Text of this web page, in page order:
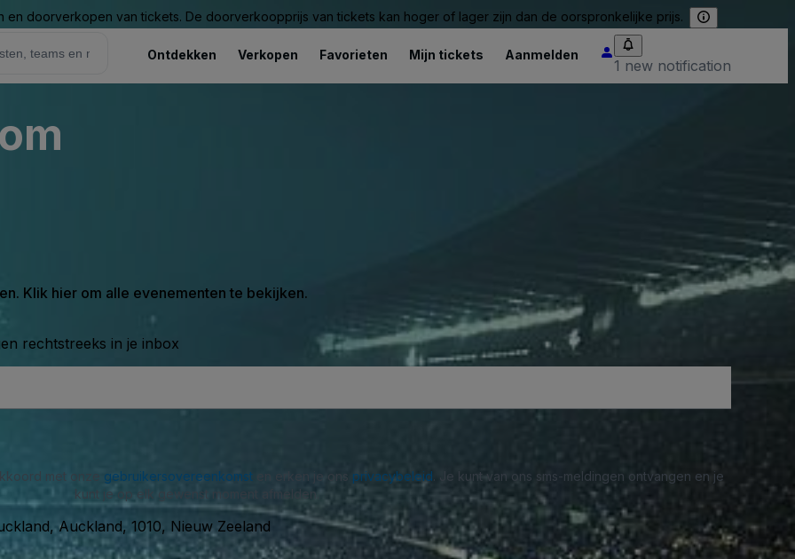
doorverkopen van tickets. De doorverkoopprijs van tickets kan hoger of lager zijn dan de oorspronkelijke prijs.
Ontdekken Verkopen Favorieten Mijn tickets Aanmelden
1 new notification
Klik hier om alle evenementen te bekijken.
rechtstreeks in je inbox
met onze gebruikersovereenkomst en erken je ons privacybeleid
. Je kunt van ons sms-meldingen ontvangen en je
kunt je op elk gewenst moment afmelden.
Auckland, 1010, Nieuw Zeeland